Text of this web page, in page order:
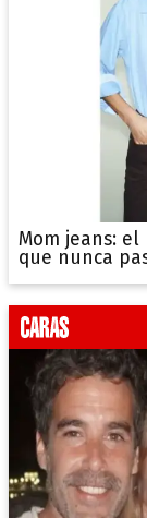
Mom jeans:
que nunca